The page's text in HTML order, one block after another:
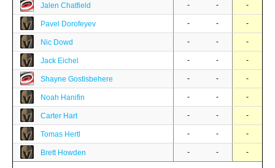
Jalen Chatfield - - -
Pavel Dorofeyev - - -
Nic Dowd - - -
Jack Eichel - - -
Shayne Gostisbehere - - -
Noah Hanifin - - -
Carter Hart - - -
Tomas Hertl - - -
Brett Howden - - -